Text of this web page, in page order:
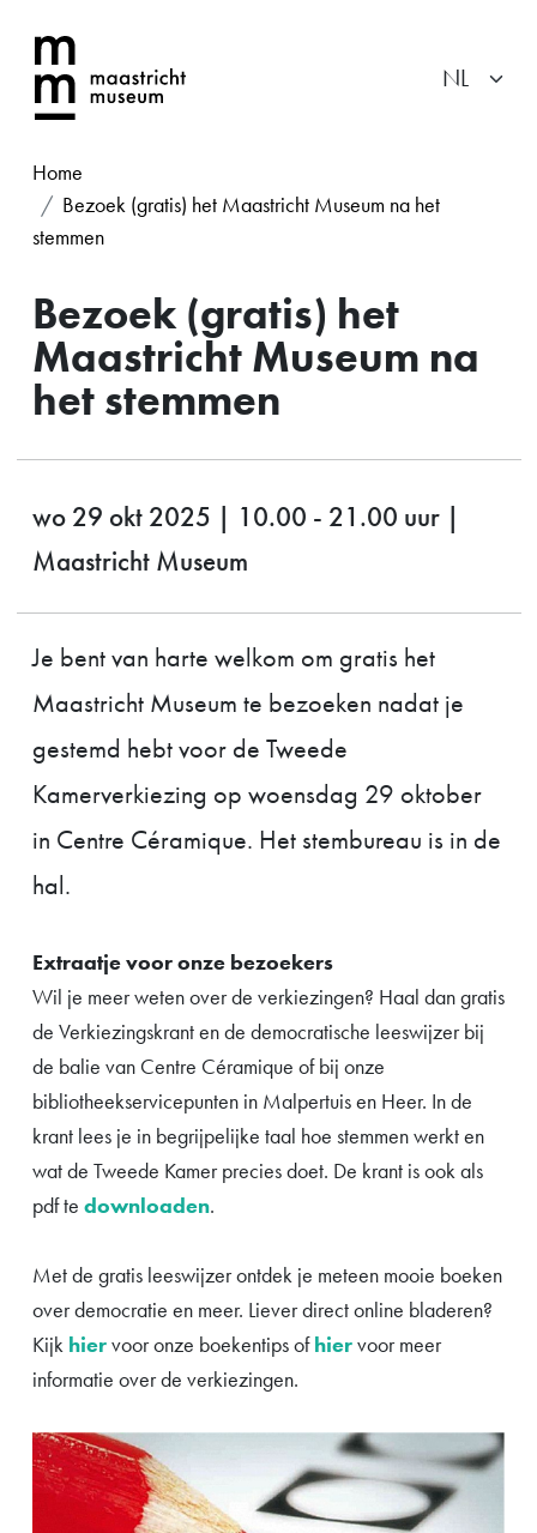
Home
Bezoek (gratis) het Maastricht Museum na het
stemmen
Bezoek (gratis) het
Maastricht Museum na
het stemmen
wo 29 okt 2025 | 10.00 - 21.00 uur |
Maastricht Museum
Je bent van harte welkom om gratis het
Maastricht Museum te bezoeken nadat je
gestemd hebt voor de Tweede
Kamerverkiezing op woensdag 29 oktober
in Centre Céramique. Het stembureau is in de
hal.
Extraatje voor onze bezoekers
Wil je meer weten over de verkiezingen? Haal dan gratis
de Verkiezingskrant en de democratische leeswijzer bij
de balie van Centre Céramique of bij onze
bibliotheekservicepunten in Malpertuis en Heer. In de
krant lees je in begrijpelijke taal hoe stemmen werkt en
wat de Tweede Kamer precies doet. De krant is ook als
pdf te downloaden.
Met de gratis leeswijzer ontdek je meteen mooie boeken
over democratie en meer. Liever direct online bladeren?
Kijk hiervoor onze boekentips ofhiervoor meer
informatie over de verkiezingen.